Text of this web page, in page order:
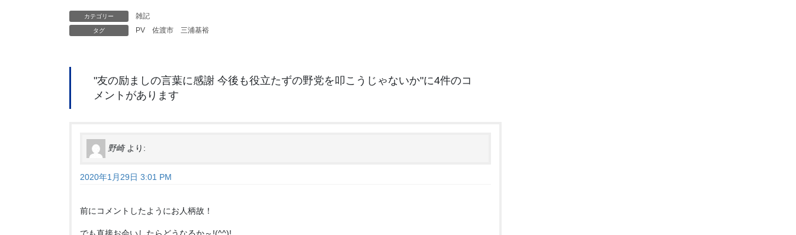
カテゴリー 雑記
タグ PV 佐渡市 三浦基裕
"友の励ましの言葉に感謝 今後も役立たずの野党を叩こうじゃないか"に4件のコ
メントがあります
野崎 より:
2020年1月29日 3:01 PM
前にコメントしたようにお人柄故！